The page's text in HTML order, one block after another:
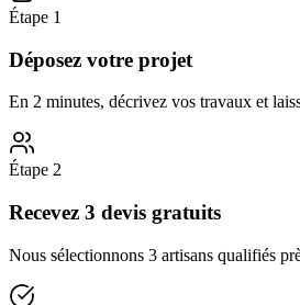
Étape 1
Déposez votre projet
En 2 minutes, décrivez vos travaux et
Étape 2
Recevez 3 devis gratuits
Nous sélectionnons 3 artisans qualifiés